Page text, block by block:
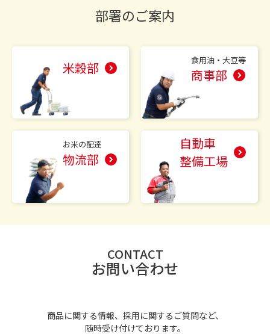
部署のご案内
米穀部 食用油・大豆等
商事部
お米の配達
物流部
自動車
整備工場
CONTACT
お問い合わせ
商品に関する情報、採用に関するご質問など、
随時受け付けております。